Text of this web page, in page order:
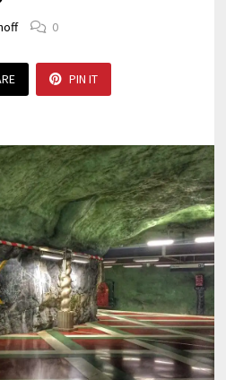
0
PIN IT